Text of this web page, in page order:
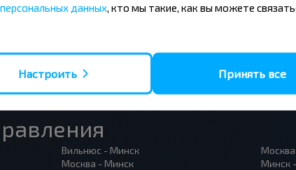
Вильнюс - Минск
Москва - Минск
Минск
данных , кто мы такие, как вы можете
Настроить Принять все